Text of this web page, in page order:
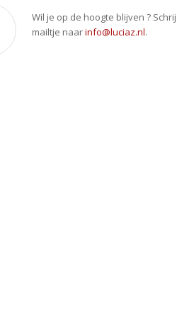
Wil je op de hoogte blijven ?
mailtje naarinfo@luciaz.nl.